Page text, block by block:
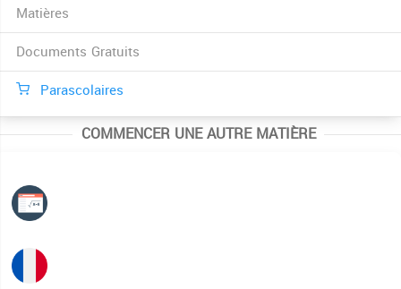
Matières
Documents Gratuits
Parascolaires
COMMENCER UNE AUTRE MATIÈRE